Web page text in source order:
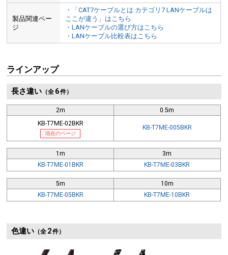
製品関連ペー
ジ
・「CAT7ケーブルとは カテゴリ7 LANケーブルは
ここが違う」はこちら
・LANケーブルの選び方はこちら
・LANケーブル比較表はこちら
ラインアップ
長さ違い（全 6件）
2m
KB-T7ME-02BKR
現在のページ
0.5m
KB-T7ME-005BKR
1m
KB-T7ME-01BKR
3m
KB-T7ME-03BKR
5m
KB-T7ME-05BKR
10m
KB-T7ME-10BKR
色違い（全 2件）